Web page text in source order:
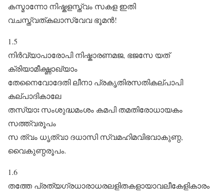
കസ്മാന്നോ നിഷ്കളസ്ത്വം സകള ഇതി
വചസ്ത്വത്കലാസ്വേവ ഭൂമൻ!
1.5
നിർവ്യാപാരോപി നിഷ്കാരണമജ, ഭജസേ യത്
ക്രിയാമീക്ഷ്ണാഖ്യാം
തേനൈവോദേതി ലീനാ പ്രകൃതിരസതികല്പാപി
കല്പാദികാലേ
തസ്യാഃ സംശുദ്ധമംശം കമപി തമതിരോധായകം
സത്ത്വരൂപം
സ ത്വം ധൃത്വാ ദധാസി സ്വമഹിമവിഭവാകുണ്ഠ,
വൈകുണ്ഠരൂപം.
1.6
തത്തേ പ്രത്യഗ്രധാരാധരലളിതകളായാവലീകേളികാരം